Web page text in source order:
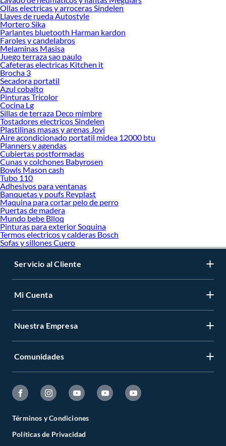
ofrecerte!
Encuentra una amplia variedad de productos de Pantalones y Buzos de Trabajo
en Sodimac. Encuentra todo lo necesario para tus proyectos de renovación y
decoración. ¡Visítanos y haz tus ideas realidad!
Ollas electricas y arroceras Sindelen
Llaves de rueda Autostyle
Mortero Sika
Parlantes bluetooth Harman kardon
Faroles y candelabros
Melaminas Masisa
Juego terraza sao paulo
Cafeteras electricas Kitchen it
Brocha 3
Secadora portatil
Azul cobalto
Pinturas Tricolor
Cocina Lg
Sillas de terraza Deco mimbre
Tostadores electricos Sindelen
Plastilinas masas y arenas Jovi
Aire acondicionado portatil midea 12000 btu
Planners y agendas
Cubiertas postformadas
Cunas y colchones Babyrosen
Bowls Mason cash
Tubo 110
Adhesivos para ventanas
Banquetas y poufs Reyplast
Maquina para cortar pelo de perro
Puertas de madera
Mundo bebe Blloq
Pinturas para exterior Soquina
Termos electricos y calderas Bosch
Sofas y sillones Cuero
Servicio al Cliente
Mi Cuenta
Nuestra Empresa
Comunidades
Términos y Condiciones
Políticas de Privacidad